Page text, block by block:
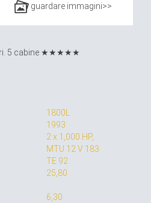
guardare immagini>>
5 cabine ★★★★★
1800L
1993
2 x 1,000 HP,
MTU 12 V 183
TE 92
25,80
6,30